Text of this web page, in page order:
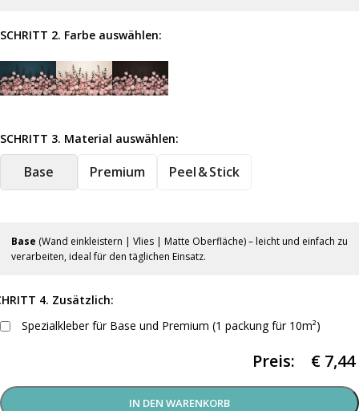
SCHRITT 2. Farbe auswählen:
SCHRITT 3. Material auswählen:
Base Premium Peel & Stick
Base (Wand einkleistern | Vlies | Matte Oberfläche) – leicht und einfach zu
verarbeiten, ideal für den täglichen Einsatz.
4. Zusätzlich:
Spezialkleber für Base und Premium (1 packung für 10m²)
Preis: € 7,44
IN DEN WARENKORB